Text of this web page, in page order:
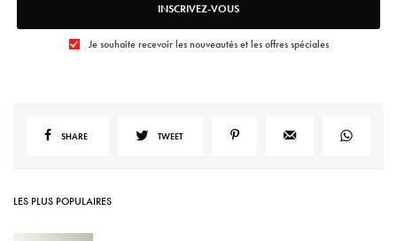
INSCRIVEZ-VOUS
Je souhaite recevoir les nouveautés et les offres spéciales
SHARE TWEET
LES PLUS POPULAIRES